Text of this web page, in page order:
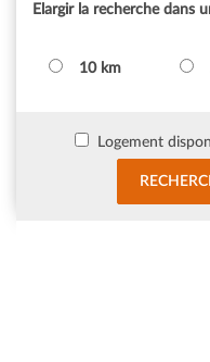
Elargir la recherche dans
10 km
Logement